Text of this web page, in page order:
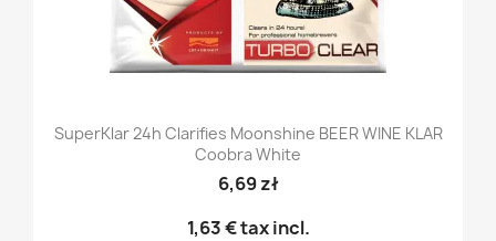
SuperKlar 24h Clarifies Moonshine BEER WINE KLAR
Coobra White
6,69 zł
1,63 €tax incl.